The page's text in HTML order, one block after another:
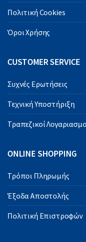
Πολιτική Cookies
Όροι Χρήσης
CUSTOMER SERVICE
Συχνές Ερωτήσεις
Τεχνική Υποστήριξη
Τραπεζικοί
ONLINE SHOPPING
Τρόποι Πληρωμής
Έξοδα Αποστολής
Πολιτική Επιστροφών